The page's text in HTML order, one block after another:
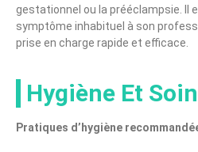
gestationnel ou la prééclampsie. Il
symptôme inhabituel à son
prise en charge rapide et efficace.
Hygiène Et
Pratiques d’hygiène